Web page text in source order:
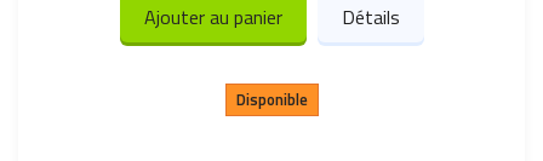
Ajouter au panier Détails
Disponible